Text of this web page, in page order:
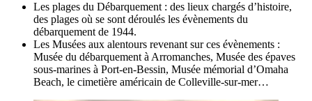
Les plages du Débarquement : des lieux chargés d’histoire,
des plages où se sont déroulés les évènements du
débarquement de 1944.
Les Musées aux alentours revenant sur ces évènements :
Musée du débarquement à Arromanches, Musée des épaves
sous-marines à Port-en-Bessin, Musée mémorial d’Omaha
Beach, le cimetière américain de Colleville-sur-mer…